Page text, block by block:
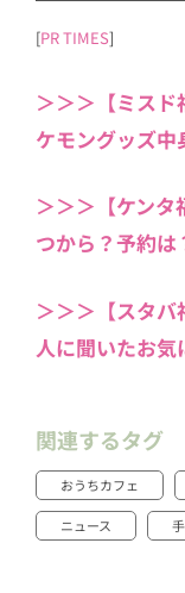
[PR TIMES]
＞＞＞【ミス
ケモングッズ中
＞＞＞ 【ケン
つから？予約は
＞＞＞【スタ
人に聞いたお気
関連するタグ
おうちカフェ
ニュース